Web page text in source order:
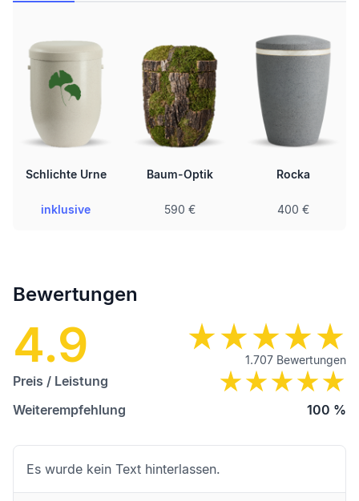
Schlichte Urne
inklusive
Baum-Optik
590 €
Rocka
400 €
Bewertungen
4.9 1.707 Bewertungen
Preis / Leistung
Weiterempfehlung
100 %
Es wurde kein Text hinterlassen.